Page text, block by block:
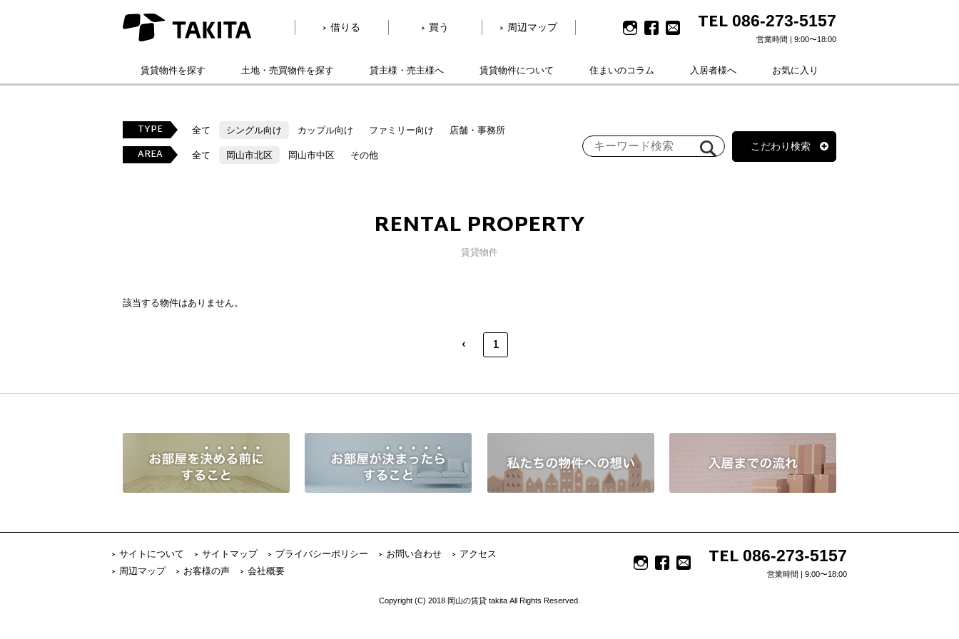
借りる 買う 周辺マップ TEL 086-273-5157
営業時間 | 9:00〜18:00
賃貸物件を探す 土地・売買物件を探す 貸主様・売主様へ 賃貸物件について 住まいのコラム 入居者様へ お気に入り
TYPE 全て シングル向け カップル向け ファミリー向け 店舗・事務所
AREA 全て 岡山市北区 岡山市中区 その他
こだわり検索
RENTAL PROPERTY
賃貸物件
該当する物件はありません。
‹ 1
サイトについて サイトマップ プライバシーポリシー お問い合わせ
アクセス
周辺マップ
お客様の声 会社概要 TEL 086-273-5157
営業時間 | 9:00〜18:00
Copyright (C) 2018 岡山の賃貸 takita All Rights Reserved.